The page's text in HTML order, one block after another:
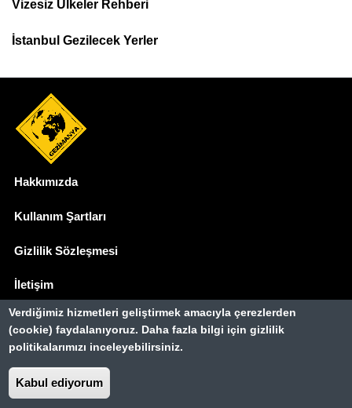
Vizesiz Ülkeler Rehberi
İstanbul Gezilecek Yerler
Hakkımızda
Kullanım Şartları
Gizlilik Sözleşmesi
İletişim
Basında Biz
Gezimanya Turizm, TÜRSAB'a kayıtlı bir
Verdiğimiz hizmetleri geliştirmek amacıyla çerezlerden
(cookie) faydalanıyoruz. Daha fazla bilgi için gizlilik
politikalarımızı inceleyebilirsiniz.
Kabul ediyorum